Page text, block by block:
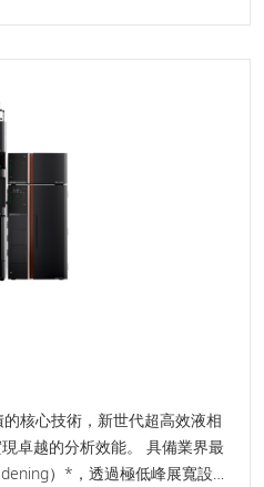
核心技術，新世代超高效液相
卓越的分析效能。 具備業界最
）*，透過極低峰展寬設